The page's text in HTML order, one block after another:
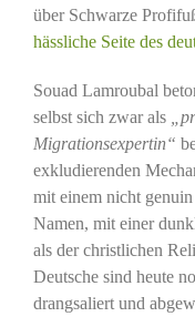
über Schwarze
hässliche Seite des
Souad Lamroubal
selbst sich zwar als
Migrationsexpertin“
exkludierenden
mit einem nicht
Namen, mit einer
als der christlichen
Deutsche sind heute
drangsaliert und